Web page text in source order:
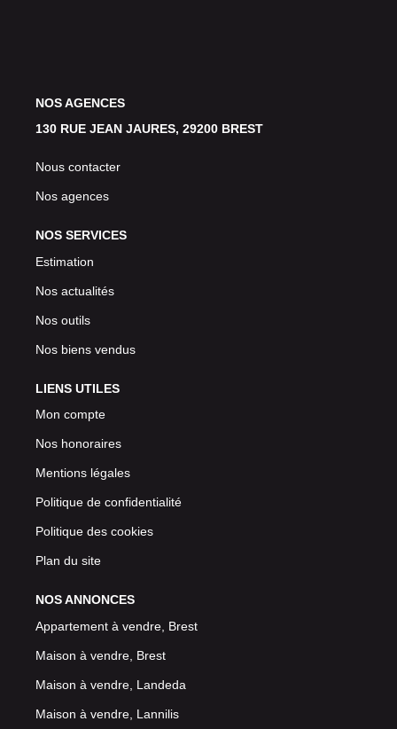
NOS AGENCES
130 RUE JEAN JAURES, 29200 BREST
Nous contacter
Nos agences
NOS SERVICES
Estimation
Nos actualités
Nos outils
Nos biens vendus
LIENS UTILES
Mon compte
Nos honoraires
Mentions légales
Politique de confidentialité
Politique des cookies
Plan du site
NOS ANNONCES
Appartement à vendre, Brest
Maison à vendre, Brest
Maison à vendre, Landeda
Maison à vendre, Lannilis